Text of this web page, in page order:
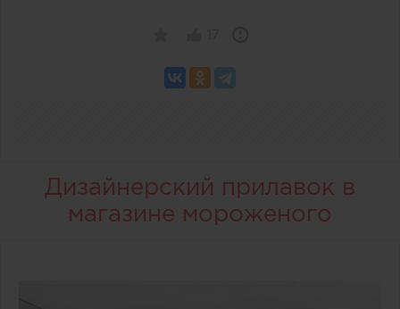
Дизайнерский прилавок в
магазине мороженого